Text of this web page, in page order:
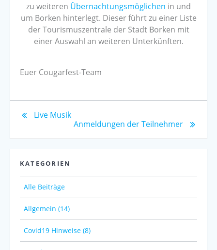
zu weiteren Übernachtungsmöglichen in und
um Borken hinterlegt. Dieser führt zu einer Liste
der Tourismuszentrale der Stadt Borken mit
einer Auswahl an weiteren Unterkünften.
Euer Cougarfest-Team
Live Musik
Anmeldungen der Teilnehmer
KATEGORIEN
Alle Beiträge
Allgemein (14)
Covid19 Hinweise (8)